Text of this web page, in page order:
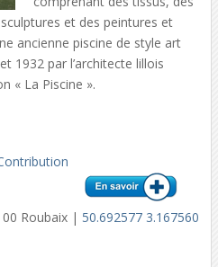
et des peintures et
ancienne piscine de style art
1932 par l’architecte lillois
« La Piscine ».
Roubaix | 50.692577 3.167560